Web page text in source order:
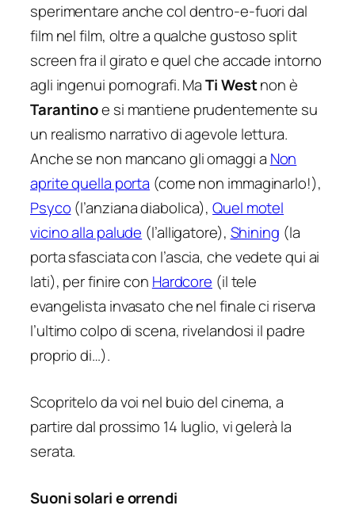
sperimentare anche col dentro-e-fuori dal
film nel film, oltre a qualche gustoso split
screen fra il girato e quel che accade intorno
agli ingenui pornografi. MaTi Westnon è
Tarantinoe si mantiene prudentemente su
un realismo narrativo di agevole lettura.
Anche se non mancano gli omaggi a Non
aprite quella porta (come non immaginarlo!),
Psyco (l’anziana diabolica),Quel motel
vicino alla palude (l’alligatore), Shining (la
porta sfasciata con l’ascia, che vedete qui ai
lati), per finire con Hardcore (il tele
evangelista invasato che nel finale ci riserva
l’ultimo colpo di scena, rivelandosi il padre
proprio di…).
Scopritelo da voi nel buio del cinema, a
partire dal prossimo 14 luglio, vi gelerà la
serata.
Suoni solari e orrendi